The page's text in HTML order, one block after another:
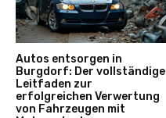
Autos entsorgen in
Burgdorf: Der vollständige
Leitfaden zur
erfolgreichen Verwertung
von Fahrzeugen mit